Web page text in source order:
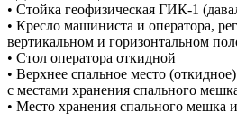
• Стойка геофизическая ГИК-1
• Кресло машиниста и оператора,
вертикальном и горизонтальном
• Стол оператора откидной
• Верхнее спальное место
с местами хранения спального
• Место хранения спального мешка